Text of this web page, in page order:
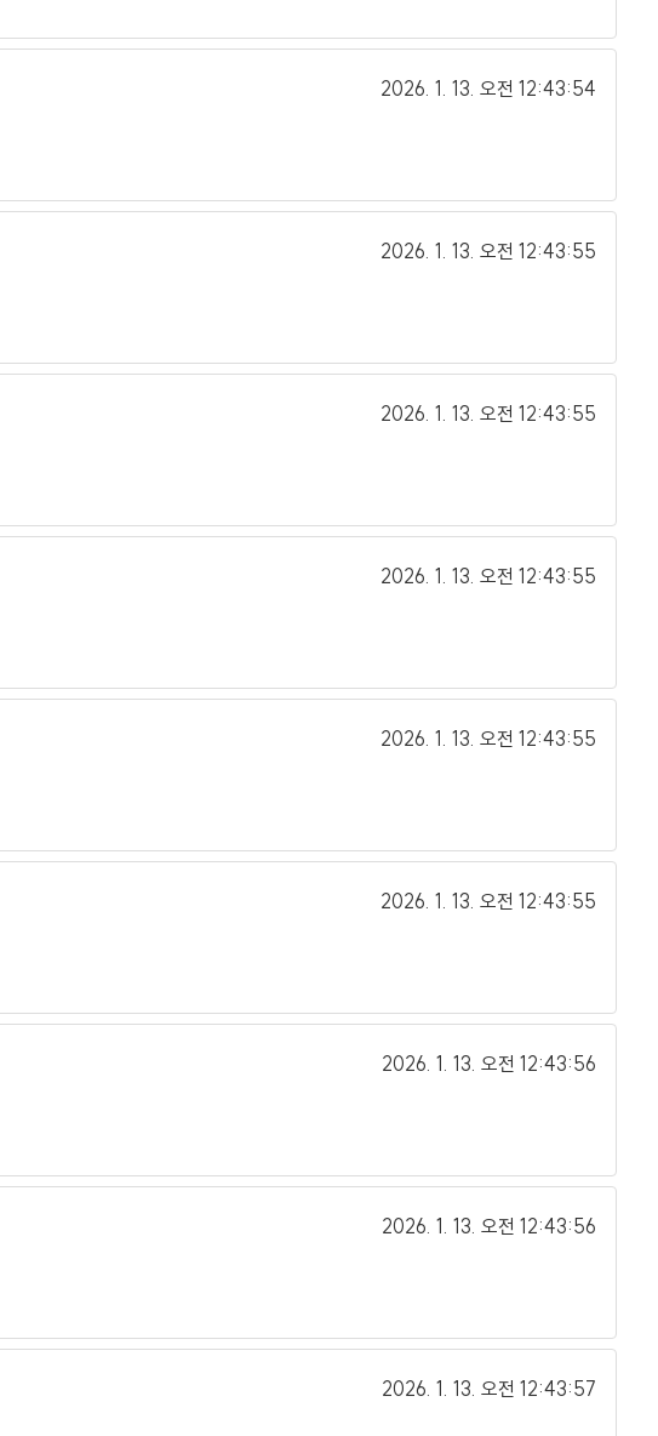
2026. 1. 13. 오전 12:43:54
2026. 1. 13. 오전 12:43:55
2026. 1. 13. 오전 12:43:55
2026. 1. 13. 오전 12:43:55
2026. 1. 13. 오전 12:43:55
2026. 1. 13. 오전 12:43:55
2026. 1. 13. 오전 12:43:56
2026. 1. 13. 오전 12:43:56
2026. 1. 13. 오전 12:43:57